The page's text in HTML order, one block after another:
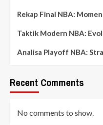
Rekap Final NBA:
Taktik Modern NBA:
Analisa Playoff NBA:
Recent Comments
No comments to show.